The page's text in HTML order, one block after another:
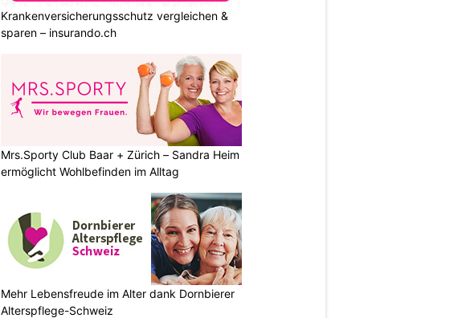
Krankenversicherungsschutz vergleichen &
sparen – insurando.ch
Mrs.Sporty Club Baar + Zürich – Sandra Heim
ermöglicht Wohlbefinden im Alltag
Mehr Lebensfreude im Alter dank Dornbierer
Alterspflege-Schweiz